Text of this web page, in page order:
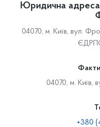
Юридична
04070, м. Київ, вул.
04070, м. Київ,
+380